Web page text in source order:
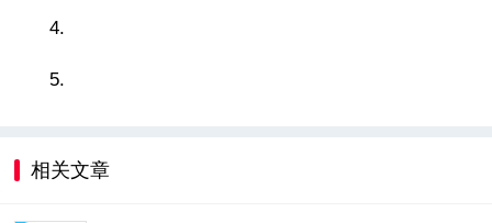
4.
5.
相关文章